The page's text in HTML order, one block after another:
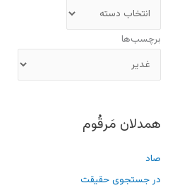
برچسب‌ها
همدلان مَرقُوم
صاد
در جستجوی حقیقت